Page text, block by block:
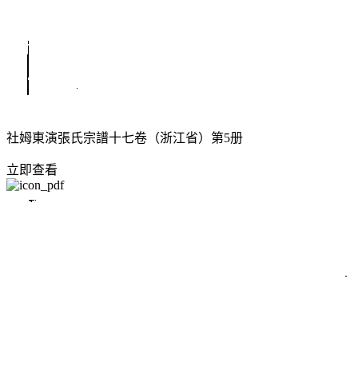
社姆東演張氏宗譜十七卷（浙江省）第5册
立即查看